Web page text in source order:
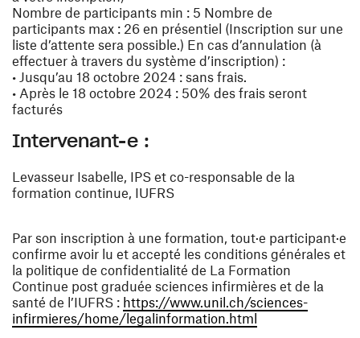
Nombre de participants min : 5 Nombre de
participants max : 26 en présentiel (Inscription sur une
liste d’attente sera possible.) En cas d’annulation (à
effectuer à travers du système d’inscription) :
• Jusqu’au 18 octobre 2024 : sans frais.
• Après le 18 octobre 2024 : 50% des frais seront
facturés
Intervenant-e :
Levasseur Isabelle, IPS et co-responsable de la
formation continue, IUFRS
Par son inscription à une formation, tout·e participant·e
confirme avoir lu et accepté les conditions générales et
la politique de confidentialité de La Formation
Continue post graduée sciences infirmières et de la
santé de l’IUFRS : https://www.unil.ch/sciences-
infirmieres/home/legalinformation.html